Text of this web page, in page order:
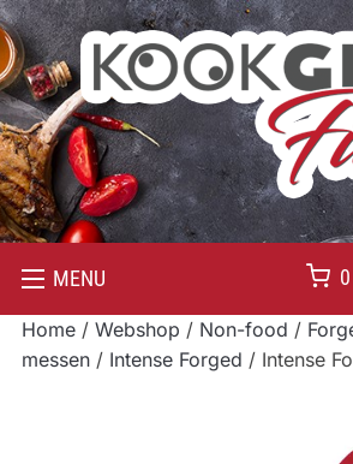
MENU
Home/ Webshop / Non-food /
messen/ Intense Forged / Intense